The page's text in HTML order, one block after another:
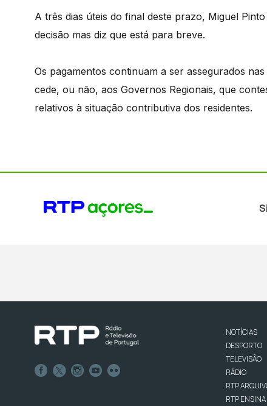
A três dias úteis do final deste prazo, Miguel
decisão mas diz que está para breve.
Os pagamentos continuam a ser assegurados
cede, ou não, aos Governos Regionais, que
relativos à situação contributiva dos residentes.
NOTÍCIAS
DESPORTO
TELEVISÃO
RÁDIO
RTP
RTP ENSINA